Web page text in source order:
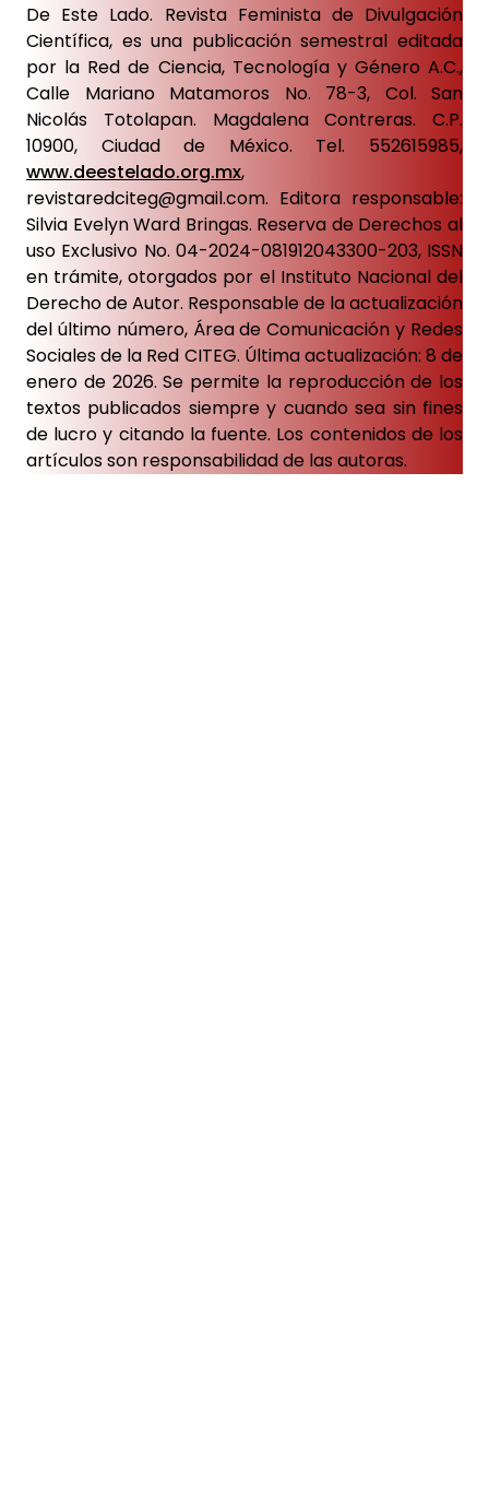
De Este Lado. Revista Feminista de Divulgación
Científica, es una publicación semestral editada
por la Red de Ciencia, Tecnología y Género A.C.,
Calle Mariano Matamoros No. 78-3, Col. San
Nicolás Totolapan. Magdalena Contreras. C.P.
10900, Ciudad de México. Tel. 552615985,
www.deestelado.org.mx,
revistaredciteg@gmail.com. Editora responsable:
Silvia Evelyn Ward Bringas. Reserva de Derechos al
uso Exclusivo No. 04-2024-081912043300-203, ISSN
en trámite, otorgados por el Instituto Nacional del
Derecho de Autor. Responsable de la actualización
del último número, Área de Comunicación y Redes
Sociales de la Red CITEG. Última actualización: 8 de
enero de 2026. Se permite la reproducción de los
textos publicados siempre y cuando sea sin fines
de lucro y citando la fuente. Los contenidos de los
artículos son responsabilidad de las autoras.